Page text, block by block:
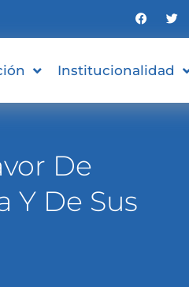
Institucionalidad
De
Y De Sus